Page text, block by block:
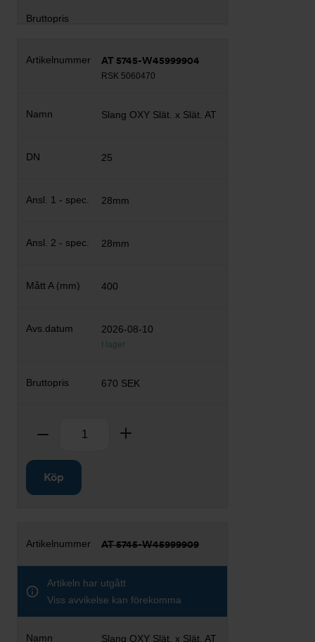
AT 5745-W45999904
RSK 5060470
Slang OXY Slät. x Slät. AT
25
28mm
28mm
400
2026-08-10
I lager
670 SEK
Ta bort
Köp
AT 5745-W45999909
Artikeln har utgått
Viss avvikelse kan förekomma
Slang OXY Slät. x Slät. AT